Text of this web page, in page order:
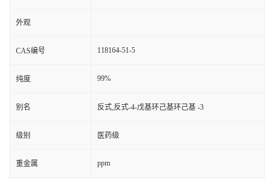
外观
CAS编号 118164-51-5
纯度 99%
别名 反式,反式-4-戊基环己基环己基 -3
级别 医药级
重金属 ppm